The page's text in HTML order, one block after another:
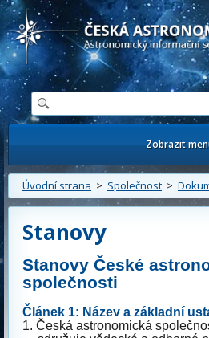
Česká astronomická společnost -
Zobrazit
Úvodní strana > Společnost >
Stanovy
Stanovy České
společnosti
Článek 1: Název a základní
1. Česká astronomická